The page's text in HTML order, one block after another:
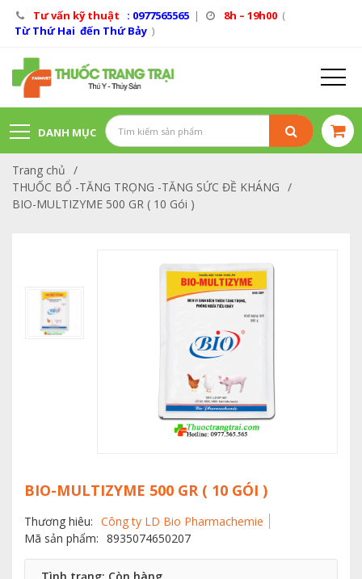
Tư vấn kỹ thuật : 0977565565 | 8h – 19h00 (
Từ Thứ Hai đến Thứ Bảy )
DANH MỤC
SẢN PHẨM
Trang chủ /
THUỐC BỔ -TĂNG TRỌNG -TĂNG SỨC ĐỀ KHÁNG /
BIO-MULTIZYME 500 GR ( 10 Gói )
BIO-MULTIZYME 500 GR ( 10 GÓI )
Thương hiêu: Công ty LD Bio Pharmachemie
Mã sản phẩm: 8935074650207